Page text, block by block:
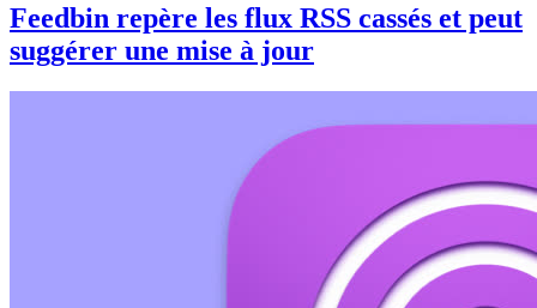
Feedbin repère les flux RSS cassés et peut
suggérer une mise à jour